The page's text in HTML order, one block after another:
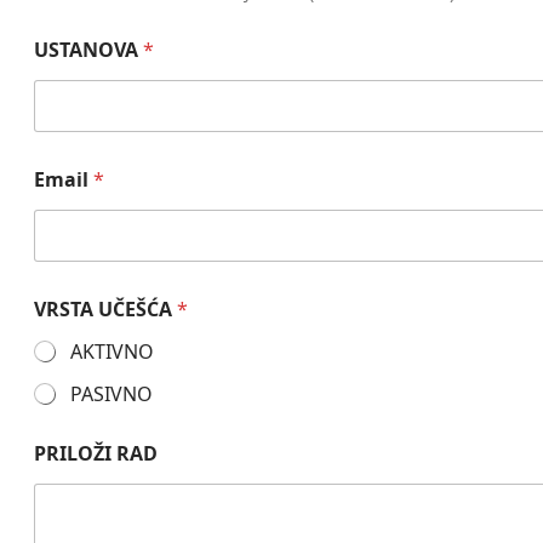
USTANOVA*
Email *
VRSTA UČEŠĆA*
AKTIVNO
PASIVNO
PRILOŽI RAD